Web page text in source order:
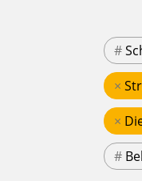
#
×
×
#